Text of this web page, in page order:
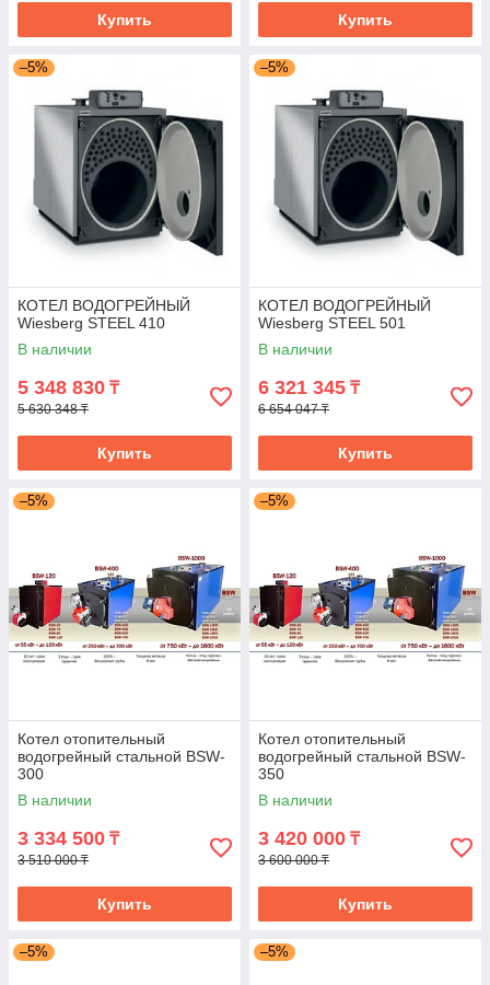
Купить Купить
–5%
КОТЕЛ ВОДОГРЕЙНЫЙ
Wiesberg STEEL 410
В наличии
5 348 830 ₸
5 630 348 ₸
Купить
–5%
КОТЕЛ ВОДОГРЕЙНЫЙ
Wiesberg STEEL 501
В наличии
6 321 345 ₸
6 654 047 ₸
Купить
–5%
Котел отопительный
водогрейный стальной BSW-
300
В наличии
3 334 500 ₸
3 510 000 ₸
Купить
–5%
Котел отопительный
водогрейный стальной BSW-
350
В наличии
3 420 000 ₸
3 600 000 ₸
Купить
–5% –5%